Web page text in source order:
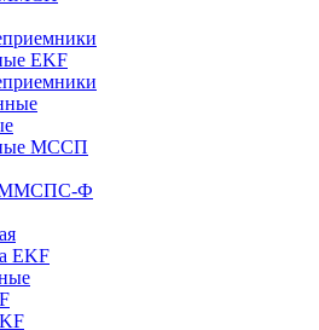
EKF
МССП
ММСПС-Ф
EKF